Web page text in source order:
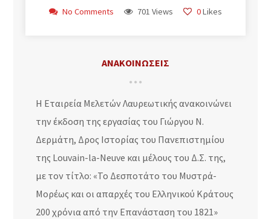
No Comments
701 Views 0Likes
ΑΝΑΚΟΙΝΩΣΕΙΣ
Η Εταιρεία Μελετών Λαυρεωτικής ανακοινώνει
την έκδοση της εργασίας του Γιώργου Ν.
Δερμάτη, Δρος Ιστορίας του Πανεπιστημίου
της Louvain-la-Neuve και μέλους του Δ.Σ. της,
με τον τίτλο: «Το Δεσποτάτο του Μυστρά-
Μορέως και οι απαρχές του Ελληνικού Κράτους
200 χρόνια από την Επανάσταση του 1821»